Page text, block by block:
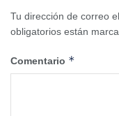
Tu dirección de correo
obligatorios están
Comentario *